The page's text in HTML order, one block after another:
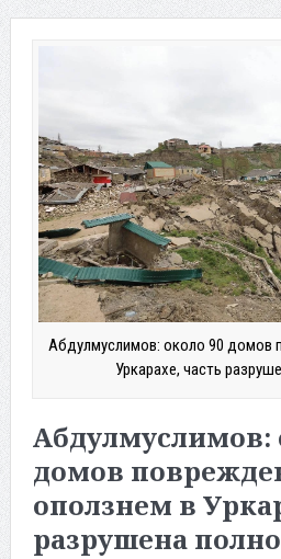
Абдулмуслимов: около 90 домов
Уркарахе, часть
Абдулмуслимов:
домов
оползнем в
разрушена